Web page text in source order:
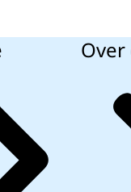
Over